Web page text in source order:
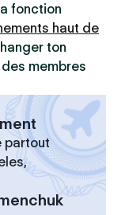
fonction
haut de
ton
membres
partout